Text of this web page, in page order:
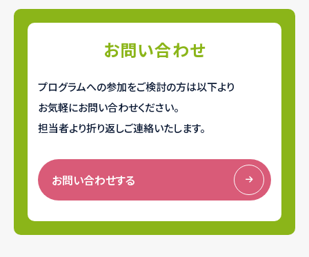
お問い合わせ
プログラムへの参加をご検討の方は以下より
お気軽にお問い合わせください。
担当者より折り返しご連絡いたします。
お問い合わせする